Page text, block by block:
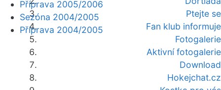
Ptejte se
Fan klub informuje
Fotogalerie
Aktivní fotogalerie
Download
Hokejchat.cz
Příprava 2005/2006
Sezóna 2004/2005
Příprava 2004/2005